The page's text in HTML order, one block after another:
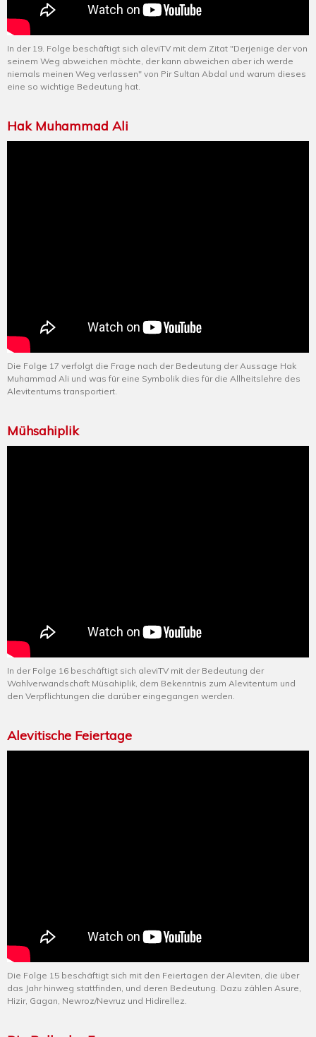
In der 19. Folge beschäftigt sich aleviTV mit dem Zitat "Derjenige der von
seinem Weg abweichen möchte, der kann abweichen aber ich werde
niemals meinen Weg verlassen" von Pir Sultan Abdal und warum dieses
eine so wichtige Bedeutung hat.
Hak Muhammad Ali
Die Folge 17 verfolgt die Frage nach der Bedeutung der Aussage Hak
Muhammad Ali und was für eine Symbolik dies für die Allheitslehre des
Alevitentums transportiert.
Mühsahiplik
In der Folge 16 beschäftigt sich aleviTV mit der Bedeutung der
Wahlverwandschaft Müsahiplik, dem Bekenntnis zum Alevitentum und
den Verpflichtungen die darüber eingegangen werden.
Alevitische Feiertage
Die Folge 15 beschäftigt sich mit den Feiertagen der Aleviten, die über
das Jahr hinweg stattfinden, und deren Bedeutung. Dazu zählen Asure,
Hizir, Gagan, Newroz/Nevruz und Hidirellez.